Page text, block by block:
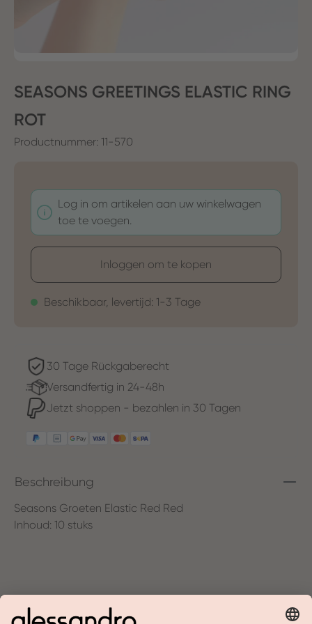
SEASONS GREETINGS ELASTIC RING
ROT
Productnummer: 11-570
Log in om artikelen aan uw winkelwagen
toe te voegen.
Inloggen om te kopen
Beschikbaar, levertijd: 1-3 Tage
30 Tage Rückgaberecht
Versandfertig in 24-48h
Jetzt shoppen - bezahlen in 30 Tagen
Beschreibung
Seasons Groeten Elastic Red Red
Inhoud: 10 stuks